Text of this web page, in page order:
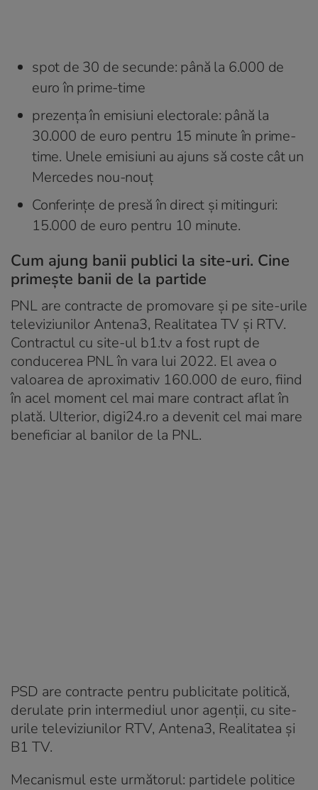
spot de 30 de secunde: până la 6.000 de
euro în prime-time
prezența în emisiuni electorale: până la
30.000 de euro pentru 15 minute în prime-
time. Unele emisiuni au ajuns să coste cât un
Mercedes nou-nouț
Conferințe de presă în direct și mitinguri:
15.000 de euro pentru 10 minute.
Cum ajung banii publici la site-uri. Cine
primește banii de la partide
PNL are contracte de promovare și pe site-urile
televiziunilor Antena3, Realitatea TV și RTV.
Contractul cu site-ul b1.tv a fost rupt de
conducerea PNL în vara lui 2022. El avea o
valoarea de aproximativ 160.000 de euro, fiind
în acel moment cel mai mare contract aflat în
plată. Ulterior, digi24.ro a devenit cel mai mare
beneficiar al banilor de la PNL.
PSD are contracte pentru publicitate politică,
derulate prin intermediul unor agenții, cu site-
urile televiziunilor RTV, Antena3, Realitatea și
B1 TV.
Mecanismul este următorul: partidele politice